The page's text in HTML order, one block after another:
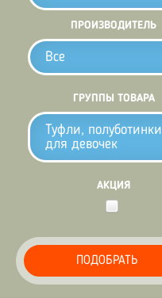
ПРОИЗВОДИТЕЛЬ
Все
ГРУППЫ ТОВАРА
Туфли, полуботинки
для девочек
АКЦИЯ
ПОДОБРАТЬ